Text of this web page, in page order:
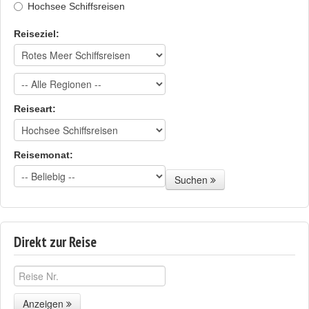
Hochsee Schiffsreisen
Reiseziel:
Reiseart:
Reisemonat:
Suchen
Direkt zur Reise
Anzeigen